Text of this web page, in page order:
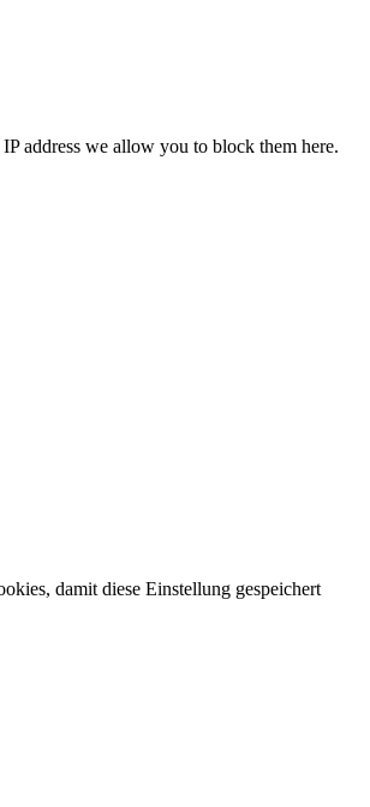
address we allow you to block them here.
damit diese Einstellung gespeichert